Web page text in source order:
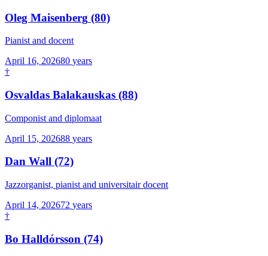
Oleg Maisenberg (80)
Pianist and docent
April 16, 202680 years
†
Osvaldas Balakauskas (88)
Componist and diplomaat
April 15, 202688 years
Dan Wall (72)
Jazzorganist, pianist and universitair docent
April 14, 202672 years
†
Bo Halldórsson (74)